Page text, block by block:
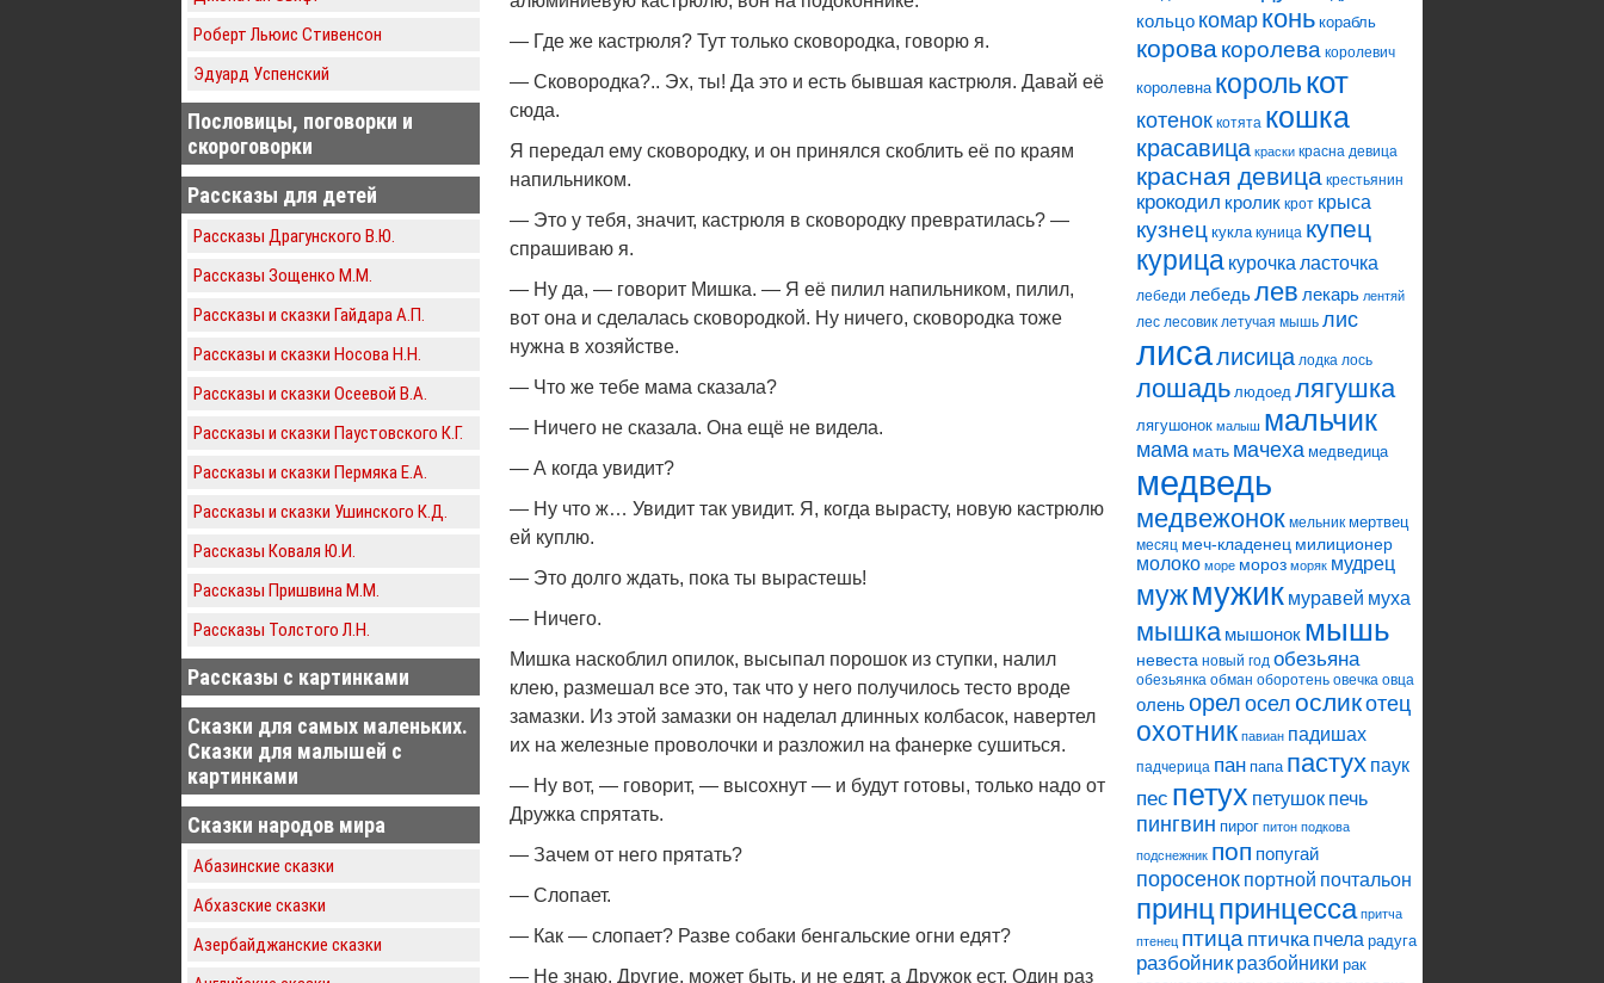
Роберт Льюис Стивенсон
Эдуард Успенский
Пословицы, поговорки и
скороговорки
Рассказы для детей
Рассказы Драгунского В.Ю.
Рассказы Зощенко М.М.
Рассказы и сказки Гайдара А.П.
Рассказы и сказки Носова Н.Н.
Рассказы и сказки Осеевой В.А.
Рассказы и сказки Паустовского К.Г.
Рассказы и сказки Пермяка Е.А.
Рассказы и сказки Ушинского К.Д.
Рассказы Коваля Ю.И.
Рассказы Пришвина М.М.
Рассказы Толстого Л.Н.
Рассказы с картинками
Сказки для самых маленьких.
Сказки для малышей с
картинками
Сказки народов мира
Абазинские сказки
Абхазские сказки
Азербайджанские сказки
— Где же кастрюля? Тут только сковородка, говорю я.
— Сковородка?.. Эх, ты! Да это и есть бывшая кастрюля. Давай её
сюда.
Я передал ему сковородку, и он принялся скоблить её по краям
напильником.
— Это у тебя, значит, кастрюля в сковородку превратилась? —
спрашиваю я.
— Ну да, — говорит Мишка. — Я её пилил напильником, пилил,
вот она и сделалась сковородкой. Ну ничего, сковородка тоже
нужна в хозяйстве.
— Что же тебе мама сказала?
— Ничего не сказала. Она ещё не видела.
— А когда увидит?
— Ну что ж… Увидит так увидит. Я, когда вырасту, новую кастрюлю
ей куплю.
— Это долго ждать, пока ты вырастешь!
— Ничего.
Мишка наскоблил опилок, высыпал порошок из ступки, налил
клею, размешал все это, так что у него получилось тесто вроде
замазки. Из этой замазки он наделал длинных колбасок, навертел
их на железные проволочки и разложил на фанерке сушиться.
— Ну вот, — говорит, — высохнут — и будут готовы, только надо от
Дружка спрятать.
— Зачем от него прятать?
— Слопает.
— Как — слопает? Разве собаки бенгальские огни едят?
— Не знаю. Другие, может быть, и не едят, а Дружок ест. Один раз
кольцо комар конь корабль
коровакоролева королевич
королевна королькот
котенок котята кошка
красавица краски красна девица
красная девица крестьянин
крокодил кролик крот крыса
кузнец кукла куница купец
курица курочка ласточка
лебеди лебедьлев лекарь лентяй
лес лесовик летучая мышь лис
лисалисица лодка лось
лошадь людоед лягушка
лягушонок малыш мальчик
мама мать мачеха медведица
медведь
медвежонок мельник мертвец
месяц меч-кладенец милиционер
молоко море мороз моряк мудрец
мужмужик муравей муха
мышка мышонок мышь
невеста новый год обезьяна
обезьянка обман оборотень овечка овца
оленьорелоселосликотец
охотник павиан падишах
падчерица пан папа пастух паук
пес петух петушок печь
пингвин пирог питон подкова
подснежник поп попугай
поросенок портной почтальон
принцпринцесса притча
птенец птица птичка пчела радуга
разбойник разбойники рак